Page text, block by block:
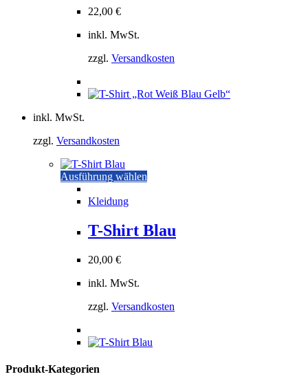
Produktseite
werden
22,00 €
inkl. MwSt.
zzgl. Versandkosten
inkl. MwSt.
zzgl. Versandkosten
Ausführung wählen
Varianten
auf.
Produktseite
Kleidung
T-Shirt Blau
20,00 €
inkl. MwSt.
zzgl. Versandkosten
Produkt-Kategorien